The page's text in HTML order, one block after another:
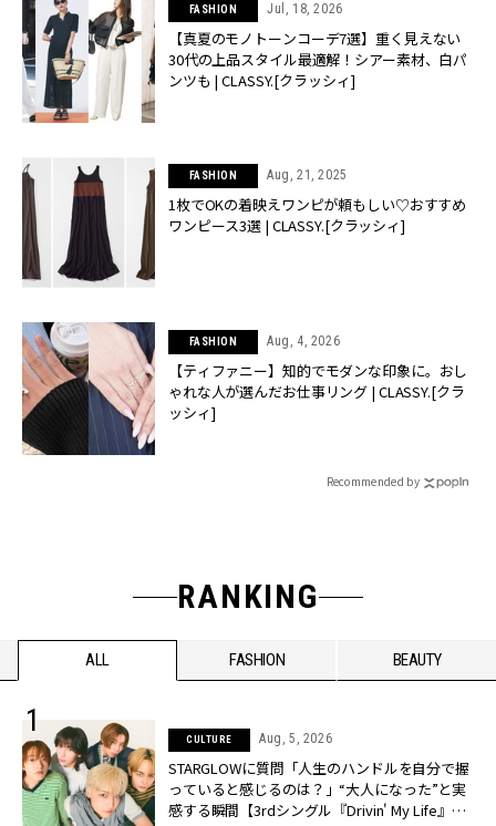
FASHION Jul, 18, 2026
【真夏のモノトーンコーデ7選】重く見えない
30代の上品スタイル最適解！シアー素材、白パ
ンツも | CLASSY.[クラッシィ]
FASHION Aug, 21, 2025
1枚でOKの着映えワンピが頼もしい♡おすすめ
ワンピース3選 | CLASSY.[クラッシィ]
FASHION Aug, 4, 2026
【ティファニー】知的でモダンな印象に。おし
ゃれな人が選んだお仕事リング | CLASSY.[クラ
ッシィ]
Recommended by
RANKING
ALL FASHION BEAUTY
CULTURE Aug, 5, 2026
STARGLOWに質問「人生のハンドルを自分で握
っていると感じるのは？」“大️人になった”と実
感する瞬間【3rdシングル『Drivin' My Life』発